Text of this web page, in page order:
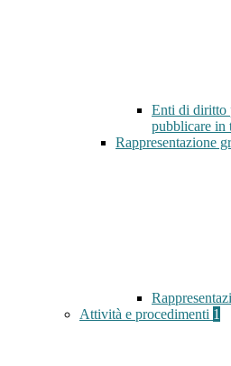
Enti di diritto
pubblicare in
Rappresentazione
Attività e procedimenti 1